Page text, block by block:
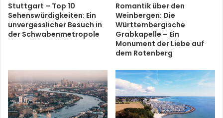
Stuttgart – Top 10
Sehenswürdigkeiten: Ein
unvergesslicher Besuch in
der Schwabenmetropole
Romantik über den
Weinbergen: Die
Württembergische
Grabkapelle – Ein
Monument der Liebe auf
dem Rotenberg